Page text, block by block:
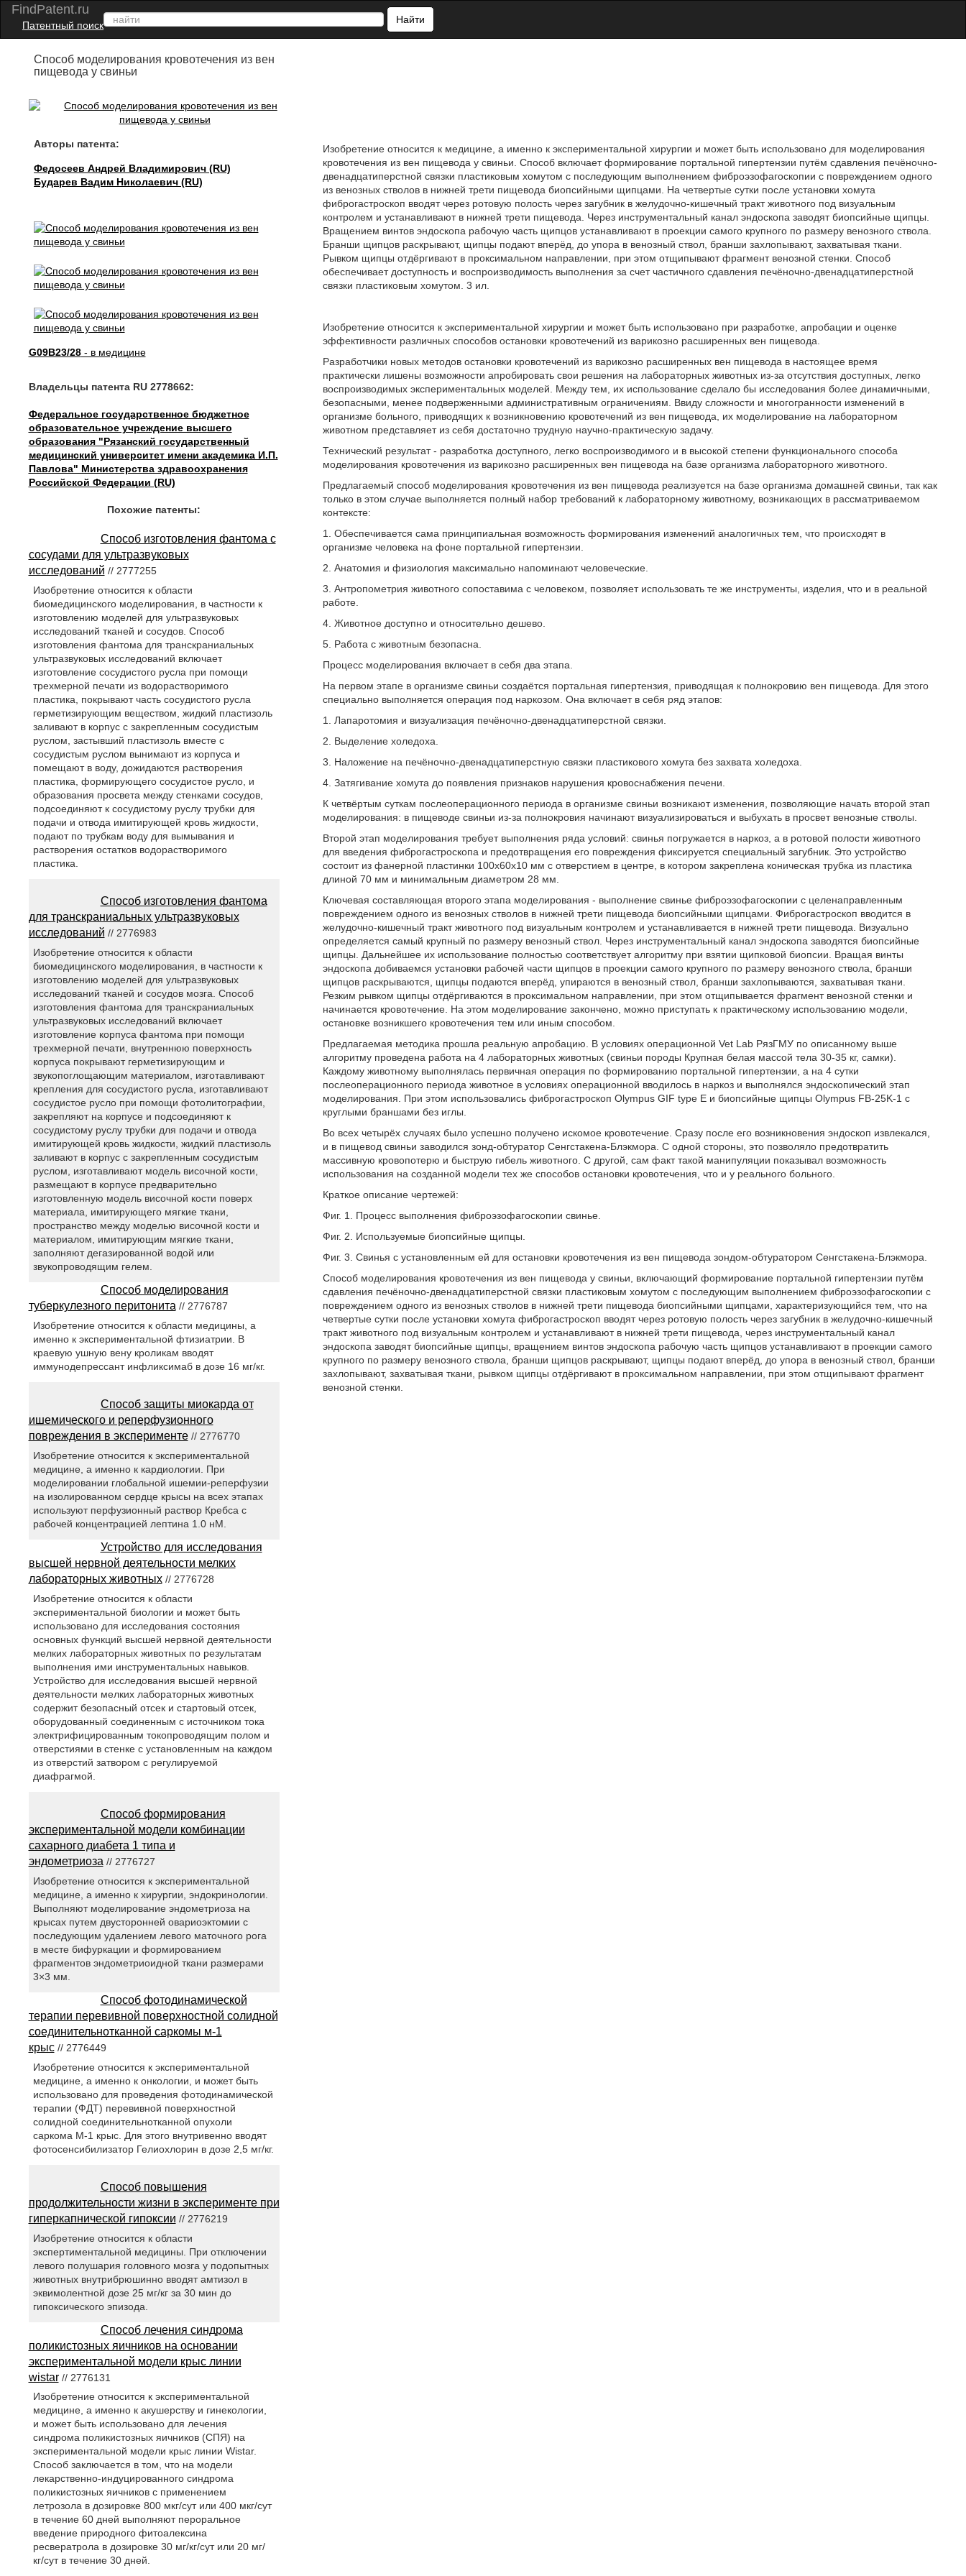
FindPatent.ru
Патентный поиск
Найти
Способ моделирования кровотечения из вен
пищевода у свиньи
Авторы патента:
Федосеев Андрей Владимирович (RU)
Бударев Вадим Николаевич (RU)
G09B23/28- в медицине
Владельцы патента RU 2778662:
Федеральное государственное бюджетное
образовательное учреждение высшего
образования "Рязанский государственный
медицинский университет имени академика И.П.
Павлова" Министерства здравоохранения
Российской Федерации (RU)
Изобретение относится к медицине, а именно к экспериментальной хирургии и может быть использовано для моделирования
кровотечения из вен пищевода у свиньи. Способ включает формирование портальной гипертензии путём сдавления печёночно-
двенадцатиперстной связки пластиковым хомутом с последующим выполнением фиброэзофагоскопии с повреждением одного
из венозных стволов в нижней трети пищевода биопсийными щипцами. На четвертые сутки после установки хомута
фиброгастроскоп вводят через ротовую полость через загубник в желудочно-кишечный тракт животного под визуальным
контролем и устанавливают в нижней трети пищевода. Через инструментальный канал эндоскопа заводят биопсийные щипцы.
Вращением винтов эндоскопа рабочую часть щипцов устанавливают в проекции самого крупного по размеру венозного ствола.
Бранши щипцов раскрывают, щипцы подают вперёд, до упора в венозный ствол, бранши захлопывают, захватывая ткани.
Рывком щипцы отдёргивают в проксимальном направлении, при этом отщипывают фрагмент венозной стенки. Способ
обеспечивает доступность и воспроизводимость выполнения за счет частичного сдавления печёночно-двенадцатиперстной
связки пластиковым хомутом. 3 ил.
Изобретение относится к экспериментальной хирургии и может быть использовано при разработке, апробации и оценке
эффективности различных способов остановки кровотечений из варикозно расширенных вен пищевода.
Разработчики новых методов остановки кровотечений из варикозно расширенных вен пищевода в настоящее время
практически лишены возможности апробировать свои решения на лабораторных животных из-за отсутствия доступных, легко
воспроизводимых экспериментальных моделей. Между тем, их использование сделало бы исследования более динамичными,
безопасными, менее подверженными административным ограничениям. Ввиду сложности и многогранности изменений в
организме больного, приводящих к возникновению кровотечений из вен пищевода, их моделирование на лабораторном
животном представляет из себя достаточно трудную научно-практическую задачу.
Технический результат - разработка доступного, легко воспроизводимого и в высокой степени функционального способа
моделирования кровотечения из варикозно расширенных вен пищевода на базе организма лабораторного животного.
Предлагаемый способ моделирования кровотечения из вен пищевода реализуется на базе организма домашней свиньи, так как
только в этом случае выполняется полный набор требований к лабораторному животному, возникающих в рассматриваемом
контексте:
1. Обеспечивается сама принципиальная возможность формирования изменений аналогичных тем, что происходят в
организме человека на фоне портальной гипертензии.
2. Анатомия и физиология максимально напоминают человеческие.
3. Антропометрия животного сопоставима с человеком, позволяет использовать те же инструменты, изделия, что и в реальной
работе.
4. Животное доступно и относительно дешево.
5. Работа с животным безопасна.
Процесс моделирования включает в себя два этапа.
На первом этапе в организме свиньи создаётся портальная гипертензия, приводящая к полнокровию вен пищевода. Для этого
специально выполняется операция под наркозом. Она включает в себя ряд этапов:
1. Лапаротомия и визуализация печёночно-двенадцатиперстной связки.
2. Выделение холедоха.
3. Наложение на печёночно-двенадцатиперстную связки пластикового хомута без захвата холедоха.
4. Затягивание хомута до появления признаков нарушения кровоснабжения печени.
К четвёртым суткам послеоперационного периода в организме свиньи возникают изменения, позволяющие начать второй этап
моделирования: в пищеводе свиньи из-за полнокровия начинают визуализироваться и выбухать в просвет венозные стволы.
Второй этап моделирования требует выполнения ряда условий: свинья погружается в наркоз, а в ротовой полости животного
для введения фиброгастроскопа и предотвращения его повреждения фиксируется специальный загубник. Это устройство
состоит из фанерной пластинки 100х60х10 мм с отверстием в центре, в котором закреплена коническая трубка из пластика
длиной 70 мм и минимальным диаметром 28 мм.
Ключевая составляющая второго этапа моделирования - выполнение свинье фиброэзофагоскопии с целенаправленным
повреждением одного из венозных стволов в нижней трети пищевода биопсийными щипцами. Фиброгастроскоп вводится в
желудочно-кишечный тракт животного под визуальным контролем и устанавливается в нижней трети пищевода. Визуально
определяется самый крупный по размеру венозный ствол. Через инструментальный канал эндоскопа заводятся биопсийные
щипцы. Дальнейшее их использование полностью соответствует алгоритму при взятии щипковой биопсии. Вращая винты
эндоскопа добиваемся установки рабочей части щипцов в проекции самого крупного по размеру венозного ствола, бранши
щипцов раскрываются, щипцы подаются вперёд, упираются в венозный ствол, бранши захлопываются, захватывая ткани.
Резким рывком щипцы отдёргиваются в проксимальном направлении, при этом отщипывается фрагмент венозной стенки и
начинается кровотечение. На этом моделирование закончено, можно приступать к практическому использованию модели,
остановке возникшего кровотечения тем или иным способом.
Предлагаемая методика прошла реальную апробацию. В условиях операционной Vet Lab РязГМУ по описанному выше
алгоритму проведена работа на 4 лабораторных животных (свиньи породы Крупная белая массой тела 30-35 кг, самки).
Каждому животному выполнялась первичная операция по формированию портальной гипертензии, а на 4 сутки
послеоперационного периода животное в условиях операционной вводилось в наркоз и выполнялся эндоскопический этап
моделирования. При этом использовались фиброгастроскоп Olympus GIF type E и биопсийные щипцы Olympus FB-25K-1 с
круглыми браншами без иглы.
Во всех четырёх случаях было успешно получено искомое кровотечение. Сразу после его возникновения эндоскоп извлекался,
и в пищевод свиньи заводился зонд-обтуратор Сенгстакена-Блэкмора. С одной стороны, это позволяло предотвратить
массивную кровопотерю и быструю гибель животного. С другой, сам факт такой манипуляции показывал возможность
использования на созданной модели тех же способов остановки кровотечения, что и у реального больного.
Краткое описание чертежей:
Фиг. 1. Процесс выполнения фиброэзофагоскопии свинье.
Фиг. 2. Используемые биопсийные щипцы.
Фиг. 3. Свинья с установленным ей для остановки кровотечения из вен пищевода зондом-обтуратором Сенгстакена-Блэкмора.
Способ моделирования кровотечения из вен пищевода у свиньи, включающий формирование портальной гипертензии путём
сдавления печёночно-двенадцатиперстной связки пластиковым хомутом с последующим выполнением фиброэзофагоскопии с
повреждением одного из венозных стволов в нижней трети пищевода биопсийными щипцами, характеризующийся тем, что на
четвертые сутки после установки хомута фиброгастроскоп вводят через ротовую полость через загубник в желудочно-кишечный
тракт животного под визуальным контролем и устанавливают в нижней трети пищевода, через инструментальный канал
эндоскопа заводят биопсийные щипцы, вращением винтов эндоскопа рабочую часть щипцов устанавливают в проекции самого
крупного по размеру венозного ствола, бранши щипцов раскрывают, щипцы подают вперёд, до упора в венозный ствол, бранши
захлопывают, захватывая ткани, рывком щипцы отдёргивают в проксимальном направлении, при этом отщипывают фрагмент
венозной стенки.
Похожие патенты:
Способ изготовления фантома с
сосудами для ультразвуковых
исследований // 2777255
Изобретение относится к области
биомедицинского моделирования, в частности к
изготовлению моделей для ультразвуковых
исследований тканей и сосудов. Способ
изготовления фантома для транскраниальных
ультразвуковых исследований включает
изготовление сосудистого русла при помощи
трехмерной печати из водорастворимого
пластика, покрывают часть сосудистого русла
герметизирующим веществом, жидкий пластизоль
заливают в корпус с закрепленным сосудистым
руслом, застывший пластизоль вместе с
сосудистым руслом вынимают из корпуса и
помещают в воду, дожидаются растворения
пластика, формирующего сосудистое русло, и
образования просвета между стенками сосудов,
подсоединяют к сосудистому руслу трубки для
подачи и отвода имитирующей кровь жидкости,
подают по трубкам воду для вымывания и
растворения остатков водорастворимого
пластика.
Способ изготовления фантома
для транскраниальных ультразвуковых
исследований // 2776983
Изобретение относится к области
биомедицинского моделирования, в частности к
изготовлению моделей для ультразвуковых
исследований тканей и сосудов мозга. Способ
изготовления фантома для транскраниальных
ультразвуковых исследований включает
изготовление корпуса фантома при помощи
трехмерной печати, внутреннюю поверхность
корпуса покрывают герметизирующим и
звукопоглощающим материалом, изготавливают
крепления для сосудистого русла, изготавливают
сосудистое русло при помощи фотолитографии,
закрепляют на корпусе и подсоединяют к
сосудистому руслу трубки для подачи и отвода
имитирующей кровь жидкости, жидкий пластизоль
заливают в корпус с закрепленным сосудистым
руслом, изготавливают модель височной кости,
размещают в корпусе предварительно
изготовленную модель височной кости поверх
материала, имитирующего мягкие ткани,
пространство между моделью височной кости и
материалом, имитирующим мягкие ткани,
заполняют дегазированной водой или
звукопроводящим гелем.
Способ моделирования
туберкулезного перитонита // 2776787
Изобретение относится к области медицины, а
именно к экспериментальной фтизиатрии. В
краевую ушную вену кроликам вводят
иммунодепрессант инфликсимаб в дозе 16 мг/кг.
Способ защиты миокарда от
ишемического и реперфузионного
повреждения в эксперименте// 2776770
Изобретение относится к экспериментальной
медицине, а именно к кардиологии. При
моделировании глобальной ишемии-реперфузии
на изолированном сердце крысы на всех этапах
используют перфузионный раствор Кребса с
рабочей концентрацией лептина 1.0 нМ.
Устройство для исследования
высшей нервной деятельности мелких
лабораторных животных// 2776728
Изобретение относится к области
экспериментальной биологии и может быть
использовано для исследования состояния
основных функций высшей нервной деятельности
мелких лабораторных животных по результатам
выполнения ими инструментальных навыков.
Устройство для исследования высшей нервной
деятельности мелких лабораторных животных
содержит безопасный отсек и стартовый отсек,
оборудованный соединенным с источником тока
электрифицированным токопроводящим полом и
отверстиями в стенке с установленным на каждом
из отверстий затвором с регулируемой
диафрагмой.
Способ формирования
экспериментальной модели комбинации
сахарного диабета 1 типа и
эндометриоза // 2776727
Изобретение относится к экспериментальной
медицине, а именно к хирургии, эндокринологии.
Выполняют моделирование эндометриоза на
крысах путем двусторонней овариоэктомии с
последующим удалением левого маточного рога
в месте бифуркации и формированием
фрагментов эндометриоидной ткани размерами
3×3 мм.
Способ фотодинамической
терапии перевивной поверхностной солидной
соединительнотканной саркомы м-1
крыс// 2776449
Изобретение относится к экспериментальной
медицине, а именно к онкологии, и может быть
использовано для проведения фотодинамической
терапии (ФДТ) перевивной поверхностной
солидной соединительнотканной опухоли
саркома М-1 крыс. Для этого внутривенно вводят
фотосенсибилизатор Гелиохлорин в дозе 2,5 мг/кг.
Способ повышения
продолжительности жизни в эксперименте при
гиперкапнической гипоксии // 2776219
Изобретение относится к области
экспертиментальной медицины. При отключении
левого полушария головного мозга у подопытных
животных внутрибрюшинно вводят амтизол в
эквимолентной дозе 25 мг/кг за 30 мин до
гипоксического эпизода.
Способ лечения синдрома
поликистозных яичников на основании
экспериментальной модели крыс линии
wistar// 2776131
Изобретение относится к экспериментальной
медицине, а именно к акушерству и гинекологии,
и может быть использовано для лечения
синдрома поликистозных яичников (СПЯ) на
экспериментальной модели крыс линии Wistar.
Способ заключается в том, что на модели
лекарственно-индуцированного синдрома
поликистозных яичников с применением
летрозола в дозировке 800 мкг/сут или 400 мкг/сут
в течение 60 дней выполняют пероральное
введение природного фитоалексина
ресвератрола в дозировке 30 мг/кг/сут или 20 мг/
кг/сут в течение 30 дней.